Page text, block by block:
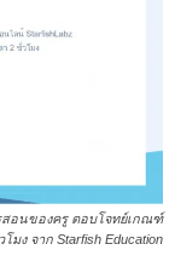
สอนของครู ตอบโจทย์เกณฑ์
มง จาก Starfish Education